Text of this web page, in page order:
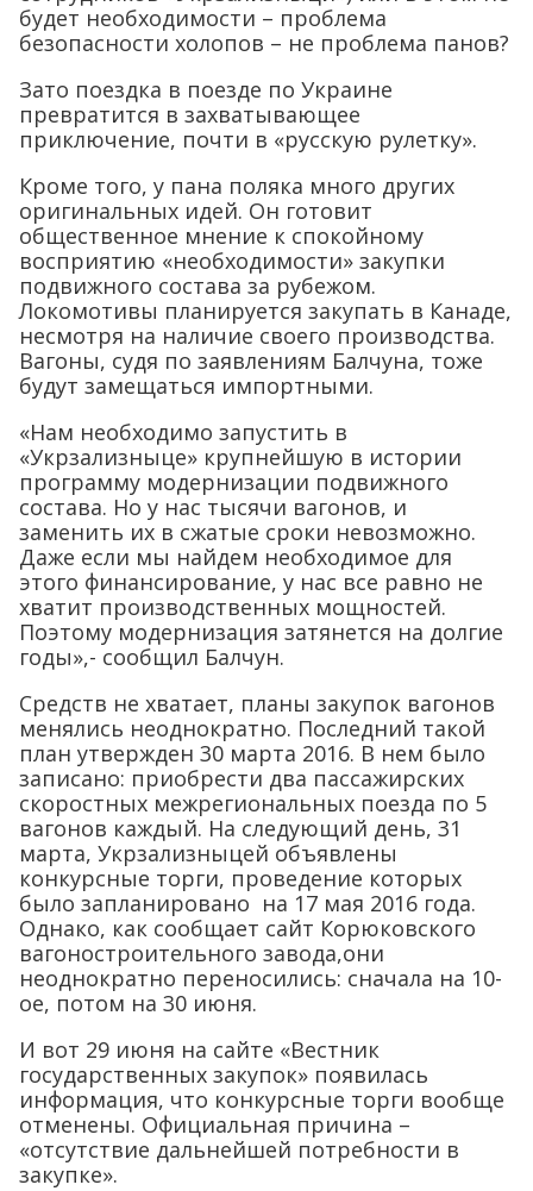
будет необходимости – проблема
безопасности холопов – не проблема панов?
Зато поездка в поезде по Украине
превратится в захватывающее
приключение, почти в «русскую рулетку».
Кроме того, у пана поляка много других
оригинальных идей. Он готовит
общественное мнение к спокойному
восприятию «необходимости» закупки
подвижного состава за рубежом.
Локомотивы планируется закупать в Канаде,
несмотря на наличие своего производства.
Вагоны, судя по заявлениям Балчуна, тоже
будут замещаться импортными.
«Нам необходимо запустить в
«Укрзализныце» крупнейшую в истории
программу модернизации подвижного
состава. Но у нас тысячи вагонов, и
заменить их в сжатые сроки невозможно.
Даже если мы найдем необходимое для
этого финансирование, у нас все равно не
хватит производственных мощностей.
Поэтому модернизация затянется на долгие
годы»,- сообщил Балчун.
Средств не хватает, планы закупок вагонов
менялись неоднократно. Последний такой
план утвержден 30 марта 2016. В нем было
записано: приобрести два пассажирских
скоростных межрегиональных поезда по 5
вагонов каждый. На следующий день, 31
марта, Укрзализныцей объявлены
конкурсные торги, проведение которых
было запланировано на 17 мая 2016 года.
Однако, как сообщает сайт Корюковского
вагоностроительного завода,они
неоднократно переносились: сначала на 10-
ое, потом на 30 июня.
И вот 29 июня на сайте «Вестник
государственных закупок» появилась
информация, что конкурсные торги вообще
отменены. Официальная причина –
«отсутствие дальнейшей потребности в
закупке».